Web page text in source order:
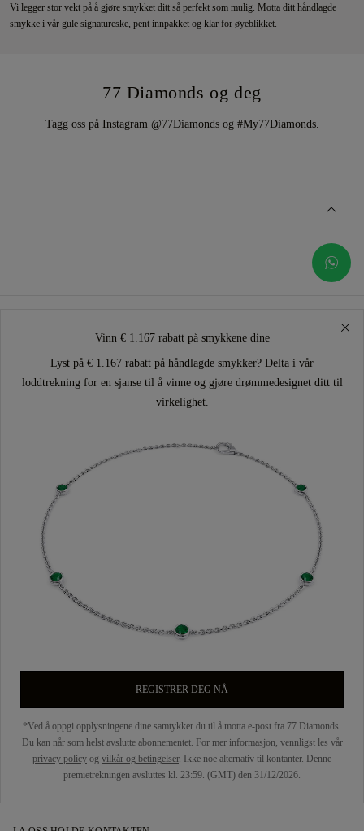
Vi legger stor vekt på å gjøre smykket ditt så perfekt som mulig. Motta ditt håndlagde
smykke i vår gule signatureske, pent innpakket og klar for øyeblikket.
77 Diamonds og deg
Tagg oss på Instagram @77Diamonds og #My77Diamonds.
Vinn € 1.167 rabatt på smykkene dine
Lyst på € 1.167 rabatt på håndlagde smykker? Delta i vår
loddtrekning for en sjanse til å vinne og gjøre drømmedesignet ditt til
virkelighet.
REGISTRER DEG NÅ
*Ved å oppgi opplysningene dine samtykker du til å motta e-post fra 77 Diamonds.
Du kan når som helst avslutte abonnementet. For mer informasjon, vennligst les vår
privacy policy og vilkår og betingelser. Ikke noe alternativ til kontanter. Denne
premietrekningen avsluttes kl. 23:59. (GMT) den 31/12/2026.